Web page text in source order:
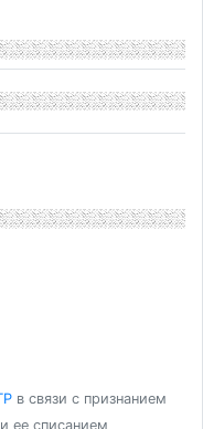
в связи с признанием
ее списанием